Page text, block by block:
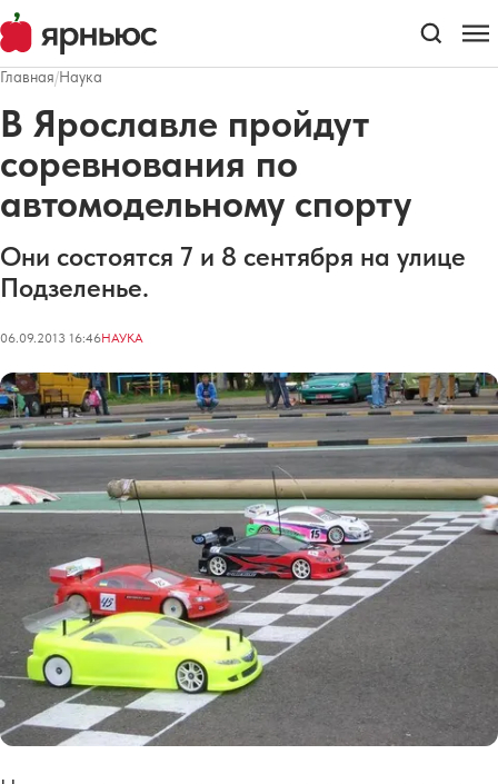
Главная/Наука
В Ярославле пройдут
соревнования по
автомодельному спорту
Они состоятся 7 и 8 сентября на улице
Подзеленье.
06.09.2013 16:46НАУКА